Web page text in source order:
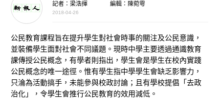
記者：梁浩揮 編輯：陳菀雩
2018-04-26
公民教育課程旨在提升學生對社會時事的關注及公民意識，
並裝備學生面對社會不同議題。現時中學主要透過通識教育
課傳授公民概念，有學者則指出，學生會是學生在校內實踐
公民概念的唯一途徑。惟有學生指中學學生會缺乏影響力，
只淪為活動搞手，未能參與校政討論；且有學校提倡「去政
治化」，令學生會推行公民教育的效用減低。